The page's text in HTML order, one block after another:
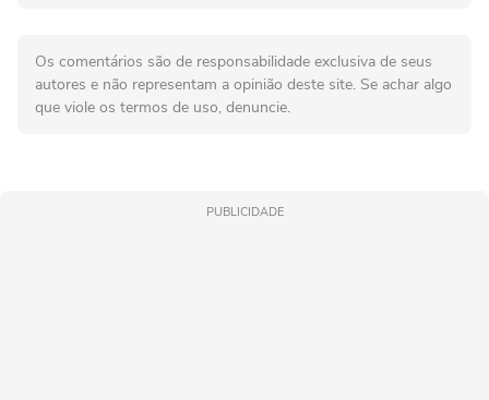
Os comentários são de responsabilidade exclusiva de seus
autores e não representam a opinião deste site. Se achar algo
que viole os termos de uso, denuncie.
PUBLICIDADE